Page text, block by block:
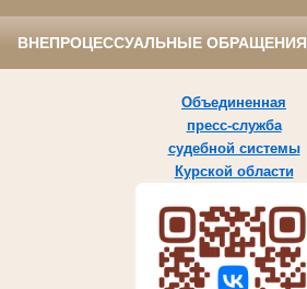
ВНЕПРОЦЕССУАЛЬНЫЕ ОБРАЩЕНИЯ
Объединенная
пресс-служба
судебной системы
Курской области